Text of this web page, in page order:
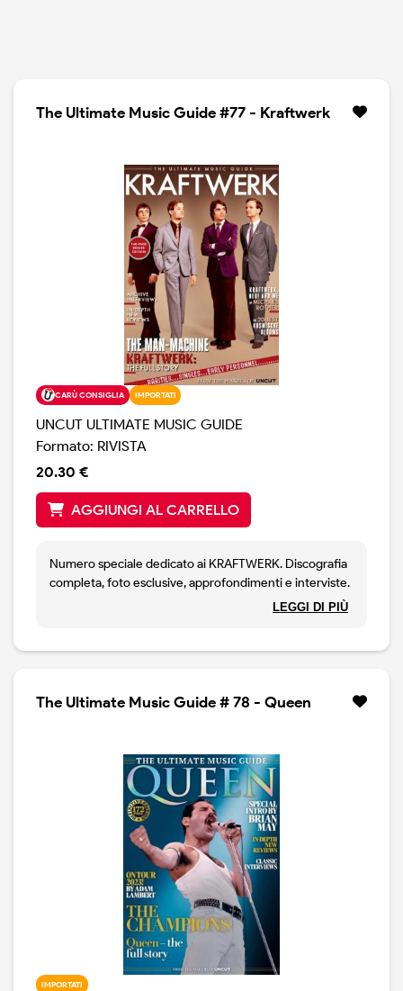
The Ultimate Music Guide #77 - Kraftwerk
CARÙ CONSIGLIA IMPORTATI
UNCUT ULTIMATE MUSIC GUIDE
Formato: RIVISTA
20.30 €
AGGIUNGI AL CARRELLO
Numero speciale dedicato ai KRAFTWERK. Discografia
completa, foto esclusive, approfondimenti e interviste.
LEGGI DI PIÙ
The Ultimate Music Guide # 78 - Queen
IMPORTATI